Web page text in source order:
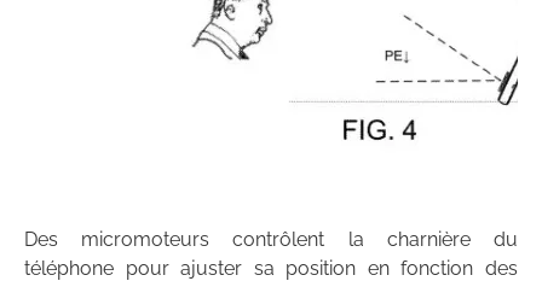
Des micromoteurs contrôlent la charnière du
téléphone pour ajuster sa position en fonction des